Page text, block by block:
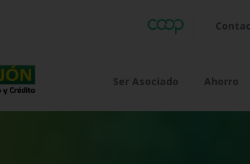
Ser Asociado Ahorro